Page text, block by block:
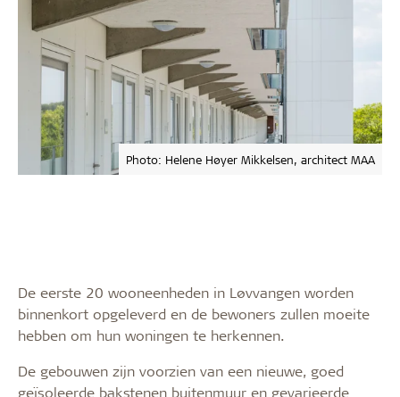
Photo: Helene Høyer Mikkelsen, architect MAA
De eerste 20 wooneenheden in Løvvangen worden
binnenkort opgeleverd en de bewoners zullen moeite
hebben om hun woningen te herkennen.
De gebouwen zijn voorzien van een nieuwe, goed
geïsoleerde bakstenen buitenmuur en gevarieerde